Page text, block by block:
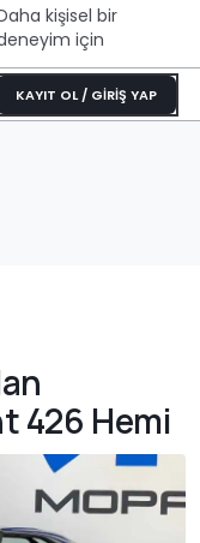
kişisel bir
için
KAYIT OL / GİRİŞ YAP
426 Hemi